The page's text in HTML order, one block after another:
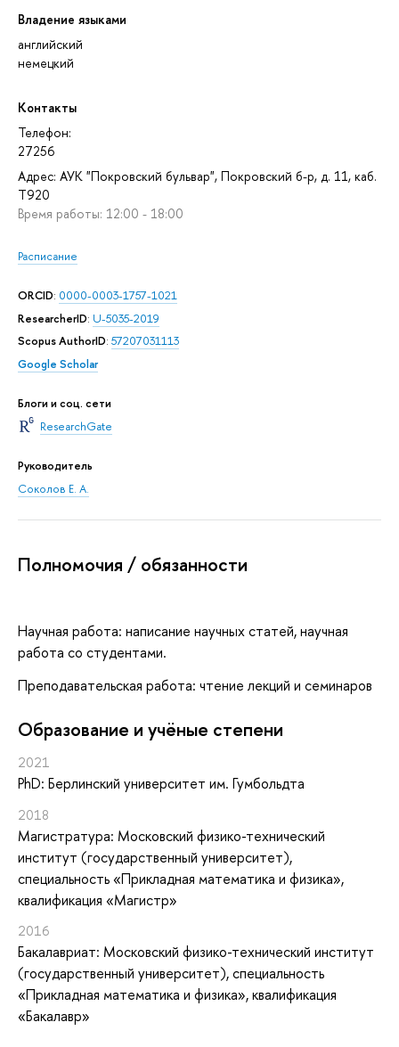
Владение языками
английский
немецкий
Контакты
Телефон:
27256
Адрес: АУК "Покровский бульвар", Покровский б-р, д. 11, каб.
T920
Время работы: 12:00 - 18:00
Расписание
ORCID: 0000-0003-1757-1021
ResearcherID: U-5035-2019
Scopus AuthorID: 57207031113
Google Scholar
Блоги и соц. сети
ResearchGate
Руководитель
Соколов Е. А.
Полномочия / обязанности
Научная работа: написание научных статей, научная
работа со студентами.
Преподавательская работа: чтение лекций и семинаров
Oбразование и учёные степени
2021
PhD: Берлинский университет им. Гумбольдта
2018
Магистратура: Московский физико-технический
институт (государственный университет),
специальность «Прикладная математика и физика»,
квалификация «Магистр»
2016
Бакалавриат: Московский физико-технический институт
(государственный университет), специальность
«Прикладная математика и физика», квалификация
«Бакалавр»